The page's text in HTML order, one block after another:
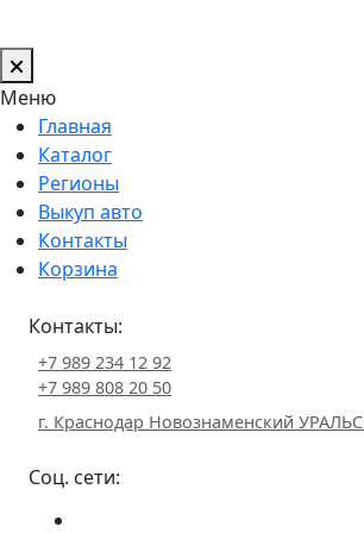
Меню
Главная
Каталог
Регионы
Выкуп авто
Контакты
Корзина
Контакты:
+7 989 234 12 92
+7 989 808 20 50
г. Краснодар Новознаменский
Соц. сети: